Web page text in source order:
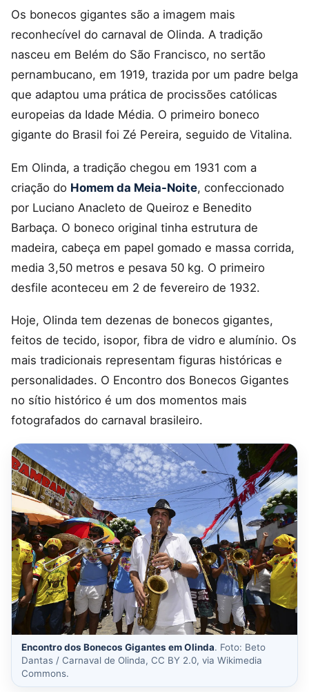
Os bonecos gigantes são a imagem mais
reconhecível do carnaval de Olinda. A tradição
nasceu em Belém do São Francisco, no sertão
pernambucano, em 1919, trazida por um padre belga
que adaptou uma prática de procissões católicas
europeias da Idade Média. O primeiro boneco
gigante do Brasil foi Zé Pereira, seguido de Vitalina.
Em Olinda, a tradição chegou em 1931 com a
criação do Homem da Meia-Noite, confeccionado
por Luciano Anacleto de Queiroz e Benedito
Barbaça. O boneco original tinha estrutura de
madeira, cabeça em papel gomado e massa corrida,
media 3,50 metros e pesava 50 kg. O primeiro
desfile aconteceu em 2 de fevereiro de 1932.
Hoje, Olinda tem dezenas de bonecos gigantes,
feitos de tecido, isopor, fibra de vidro e alumínio. Os
mais tradicionais representam figuras históricas e
personalidades. O Encontro dos Bonecos Gigantes
no sítio histórico é um dos momentos mais
fotografados do carnaval brasileiro.
Encontro dos Bonecos Gigantes em Olinda. Foto: Beto
Dantas / Carnaval de Olinda, CC BY 2.0, via Wikimedia
Commons.